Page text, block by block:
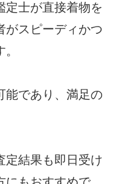
定士が直接着物を
がスピーディかつ
能であり、満足の
定結果も即日受け